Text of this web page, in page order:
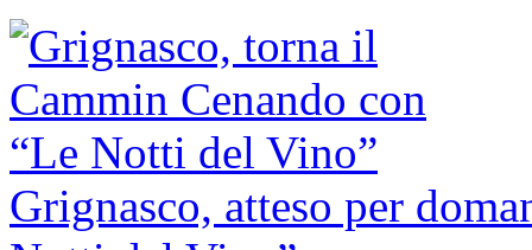
Grignasco, atteso per